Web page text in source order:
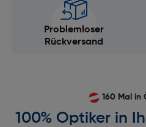
Problemloser
Rückversand
160 Mal in
100% Optiker in